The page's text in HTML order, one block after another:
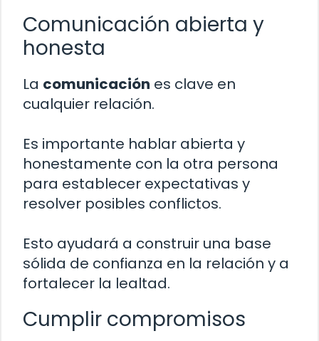
Comunicación abierta y
honesta
La comunicación es clave en
cualquier relación.
Es importante hablar abierta y
honestamente con la otra persona
para establecer expectativas y
resolver posibles conflictos.
Esto ayudará a construir una base
sólida de confianza en la relación y a
fortalecer la lealtad.
Cumplir compromisos